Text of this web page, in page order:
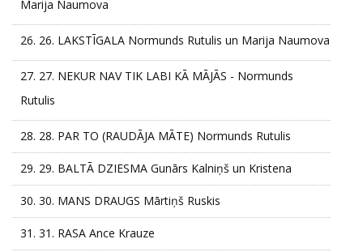
Marija Naumova
26. 26. LAKSTĪGALA Normunds Rutulis un Marija Naumova
27. 27. NEKUR NAV TIK LABI KĀ MĀJĀS - Normunds
Rutulis
28. 28. PAR TO (RAUDĀJA MĀTE) Normunds Rutulis
29. 29. BALTĀ DZIESMA Gunārs Kalniņš un Kristena
30. 30. MANS DRAUGS Mārtiņš Ruskis
31. 31. RASA Ance Krauze